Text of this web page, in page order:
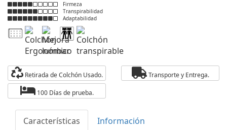
Firmeza
Transpirabilidad
Adaptabilidad
Retirada de Colchón Usado. Transporte y Entrega.
100 Días de prueba.
Características Información